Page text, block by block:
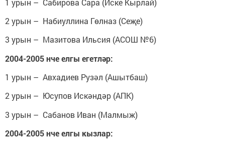
1 урын – Сабирова Сара (Иске Кырлай)
2 урын – Набиуллина Гөлназ (Сеҗе)
3 урын – Мазитова Ильсия (АСОШ №6)
2004-2005 нче елгы егетләр:
1 урын – Авхадиев Рузәл (Ашытбаш)
2 урын – Юсупов Искәндәр (АПК)
3 урын – Сабанов Иван (Малмыж)
2004-2005 нче елгы кызлар: